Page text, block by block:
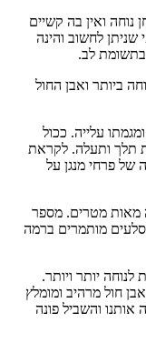
נוחה ואין בה קשיים
לחשוב והינה
לב.
ביותר ואבן החול
עלייה. ככול
תלך ותעלה. לקראת
של פרחי מנגן על
מאות מטרים. מספר
סלעים מותמרים ברמה
יותר ויותר.
חול מרהיב ומומלץ
והשביל פונה